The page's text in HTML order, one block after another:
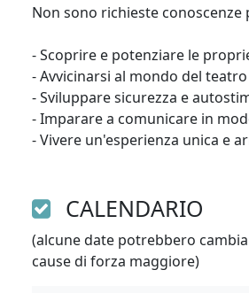
Non sono richieste
- Scoprire e potenziare le
- Avvicinarsi al mondo del
- Sviluppare sicurezza e
- Imparare a comunicare in
CALENDARIO
(alcune date potrebbero
cause di forza maggiore)